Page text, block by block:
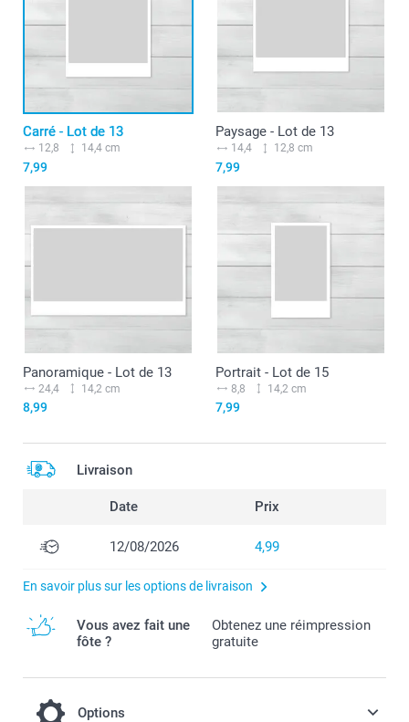
Carré - Lot de 13
12,8 14,4 cm
7,99
Paysage - Lot de 13
14,4 12,8 cm
7,99
Panoramique - Lot de 13
24,4 14,2 cm
8,99
Portrait - Lot de 15
8,8 14,2 cm
7,99
Livraison
Date Prix
12/08/2026 4,99
En savoir plus sur les options de livraison
Vous avez fait une
fôte ?
Obtenez une réimpression
gratuite
Options